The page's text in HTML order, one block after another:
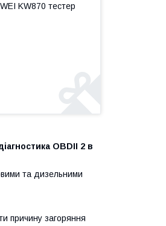
KW870 тестер
OBDII 2 в
та дизельними
причину загоряння